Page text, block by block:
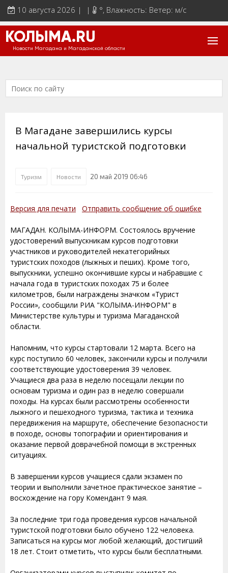
10 августа 2026 | | °, Влажность: Ветер: м/с
КОЛЫМА.RU
Новости Магадана и Магаданской области
В Магадане завершились курсы
начальной туристской подготовки
Туризм Новости 20 май 2019 06:46
Версия для печати Отправить сообщение об ошибке
МАГАДАН. КОЛЫМА-ИНФОРМ. Состоялось вручение
удостоверений выпускникам курсов подготовки
участников и руководителей некатегорийных
туристских походов (лыжных и пеших). Кроме того,
выпускники, успешно окончившие курсы и набравшие с
начала года в туристских походах 75 и более
километров, были награждены значком «Турист
России», сообщили РИА "КОЛЫМА-ИНФОРМ" в
Министерстве культуры и туризма Магаданской
области.
Напомним, что курсы стартовали 12 марта. Всего на
курс поступило 60 человек, закончили курсы и получили
соответствующие удостоверения 39 человек.
Учащиеся два раза в неделю посещали лекции по
основам туризма и один раз в неделю совершали
походы. На курсах были рассмотрены особенности
лыжного и пешеходного туризма, тактика и техника
передвижения на маршруте, обеспечение безопасности
в походе, основы топографии и ориентирования и
оказание первой доврачебной помощи в экстренных
ситуациях.
В завершении курсов учащиеся сдали экзамен по
теории и выполнили зачетное практическое занятие –
восхождение на гору Комендант 9 мая.
За последние три года проведения курсов начальной
туристской подготовки было обучено 122 человека.
Записаться на курсы мог любой желающий, достигший
18 лет. Стоит отметить, что курсы были бесплатными.